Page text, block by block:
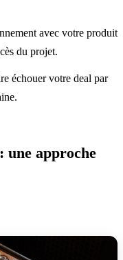
avec votre produit
du projet.
échouer votre deal par
approche